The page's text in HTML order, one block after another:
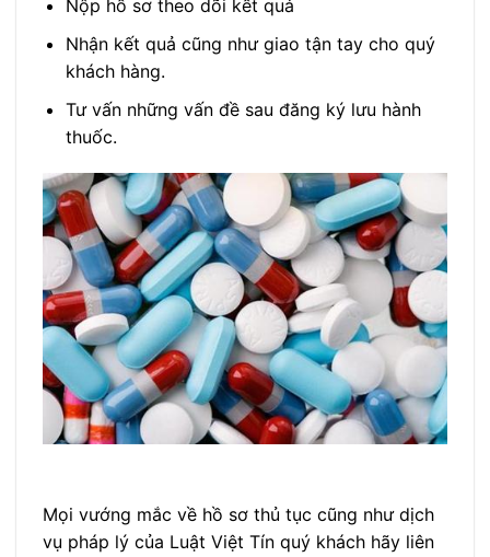
Nộp hồ sơ theo dõi kết quả
Nhận kết quả cũng như giao tận tay cho quý
khách hàng.
Tư vấn những vấn đề sau đăng ký lưu hành
thuốc.
Mọi vướng mắc về hồ sơ thủ tục cũng như dịch
vụ pháp lý của Luật Việt Tín quý khách hãy liên